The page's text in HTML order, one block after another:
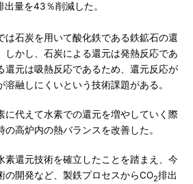
出量を43％削減した。
石炭を用いて酸化鉄である鉄鉱石の還
しかし、石炭による還元は発熱反応であ
還元は吸熱反応であるため、還元反応が
融しにくいという技術課題がある。
代えて水素での還元を増やしていく際
高炉内の熱バランスを改善した。
還元技術を確立したことを踏まえ、今
の開発など、製鉄プロセスからCO2排出